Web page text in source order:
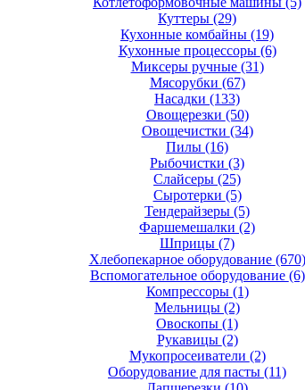
Куттеры (29)
Кухонные комбайны (19)
Кухонные процессоры (6)
Миксеры ручные (31)
Мясорубки (67)
Насадки (133)
Овощерезки (50)
Овощечистки (34)
Пилы (16)
Рыбочистки (3)
Слайсеры (25)
Сыротерки (5)
Тендерайзеры (5)
Фаршемешалки (2)
Шприцы (7)
Хлебопекарное оборудование (670)
Вспомогательное оборудование (6)
Компрессоры (1)
Мельницы (2)
Овоскопы (1)
Рукавицы (2)
Мукопросеиватели (2)
Оборудование для пасты (11)